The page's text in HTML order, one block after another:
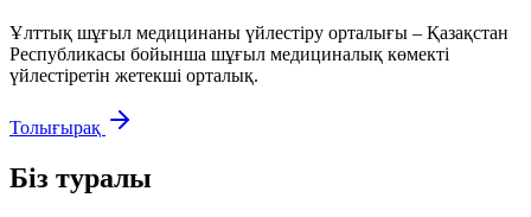
Ұлттық шұғыл медицинаны үйлестіру орталығы – Қазақстан
Республикасы бойынша шұғыл медициналық көмекті
үйлестіретін жетекші орталық.
Толығырақ
Біз туралы